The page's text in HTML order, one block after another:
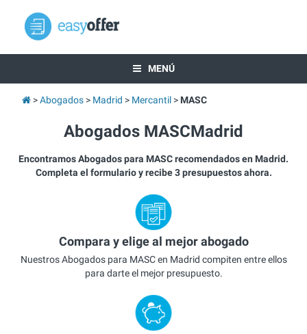
MENÚ
Abogados Madrid Mercantil MASC
Abogados MASCMadrid
Encontramos Abogados para MASC recomendados en Madrid.
Completa el formulario y recibe 3 presupuestos ahora.
Compara y elige al mejor abogado
Nuestros Abogados para MASC en Madrid compiten entre ellos
para darte el mejor presupuesto.